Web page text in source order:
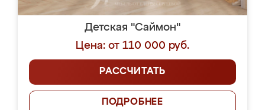
Детская "Саймон"
Цена: от 110 000 руб.
РАССЧИТАТЬ
ПОДРОБНЕЕ